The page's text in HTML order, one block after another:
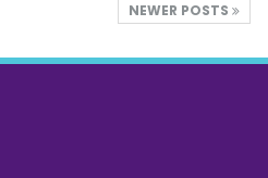
NEWER POSTS